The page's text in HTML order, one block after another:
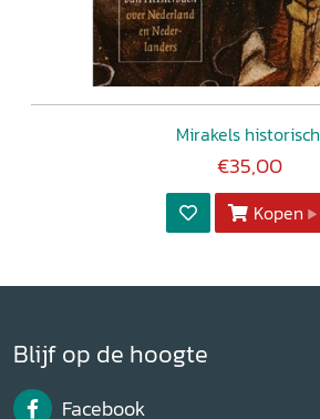
Mirakels historisch
€35,00
Kopen
Blijf op de hoogte
Facebook